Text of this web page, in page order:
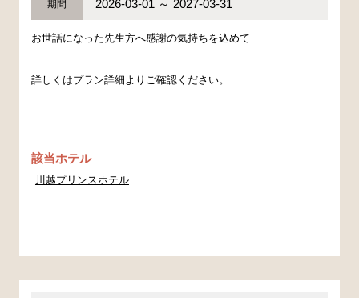
期間 2026-03-01 ～ 2027-03-31
お世話になった先生方へ感謝の気持ちを込めて
詳しくはプラン詳細よりご確認ください。
該当ホテル
川越プリンスホテル